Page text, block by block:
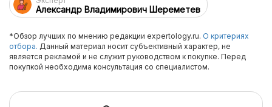
Александр Владимирович Шереметев
*Обзор лучших по мнению редакции expertology.ru. О критериях
отбора. Данный материал носит субъективный характер, не
является рекламой и не служит руководством к покупке. Перед
покупкой необходима консультация со специалистом.